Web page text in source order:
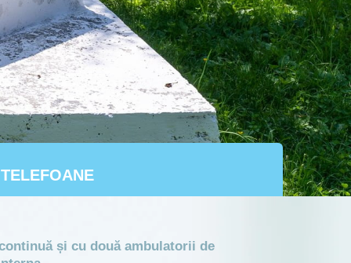
TELEFOANE
și cu două ambulatorii de